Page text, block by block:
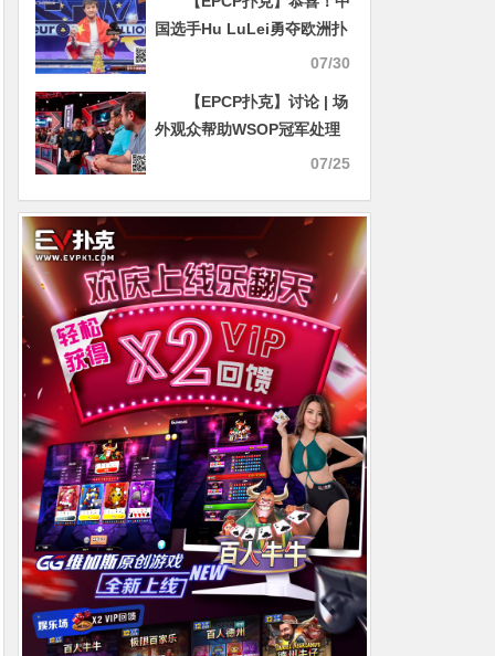
国选手Hu LuLei勇夺欧洲扑
克百万赛主赛冠军，奖励07/30
【EPCP扑克】讨论 | 场
外观众帮助WSOP冠军处理
07/25